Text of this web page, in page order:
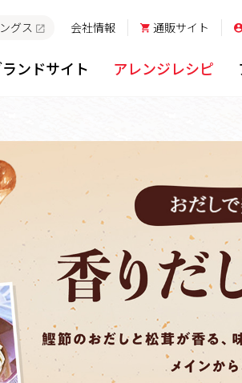
グス 会社情報 通販サイト
ンドサイト アレンジレシピ